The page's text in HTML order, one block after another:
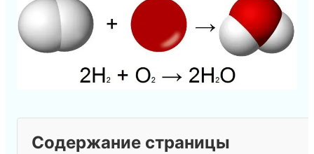
Содержание страницы